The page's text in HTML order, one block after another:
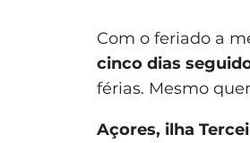
Com o feriado a
cinco dias
férias. Mesmo
Açores, ilha